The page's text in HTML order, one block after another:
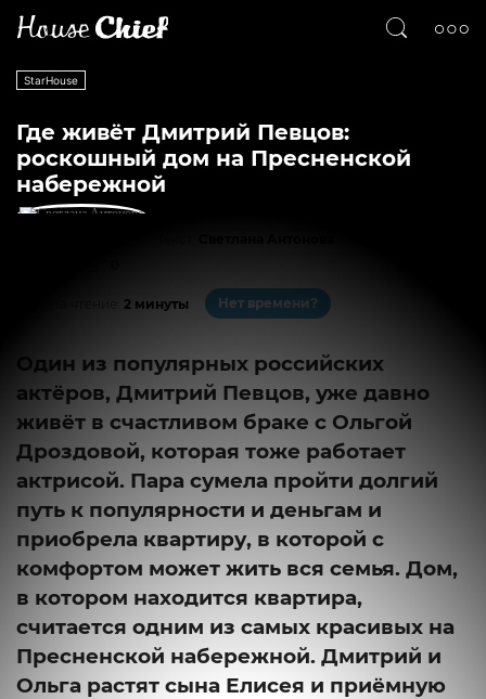
StarHouse
Где живёт Дмитрий Певцов:
роскошный дом на Пресненской
набережной
2 минуты Нет времени?
Один из популярных российских
актёров, Дмитрий Певцов, уже давно
живёт в счастливом браке с Ольгой
Дроздовой, которая тоже работает
актрисой. Пара сумела пройти долгий
путь к популярности и деньгам и
приобрела квартиру, в которой с
комфортом может жить вся семья. Дом,
в котором находится квартира,
считается одним из самых красивых на
Пресненской набережной. Дмитрий и
Ольга растят сына Елисея и приёмную